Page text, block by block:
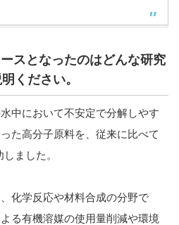
スとなったのはどんな研究
ください。
中において不安定で分解しやす
た高分子原料を、従来に比べて
ました。
化学反応や材料合成の分野で
る有機溶媒の使用量削減や環境